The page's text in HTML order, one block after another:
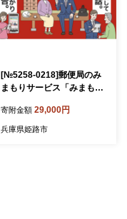
[№5258-0218]郵便局のみ
まもりサービス「みまもり
／ 見守り お年寄り 故郷 兵
庫県
寄附金額 29,000円
兵庫県姫路市